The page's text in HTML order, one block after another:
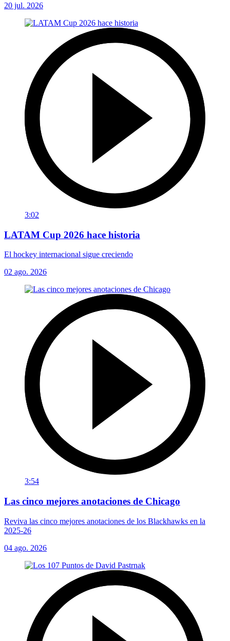
20 jul. 2026
3:02
LATAM Cup 2026 hace historia
El hockey internacional sigue creciendo
02 ago. 2026
3:54
Las cinco mejores anotaciones de Chicago
Reviva las cinco mejores anotaciones de los Blackhawks en la
2025-26
04 ago. 2026